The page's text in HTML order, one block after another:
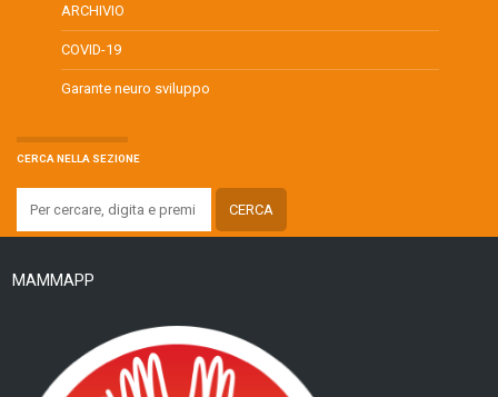
ARCHIVIO
COVID-19
Garante neuro sviluppo
CERCA NELLA SEZIONE
MAMMAPP